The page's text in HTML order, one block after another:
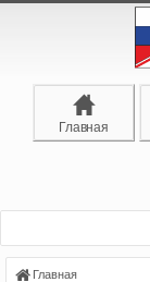
Главная
Главная